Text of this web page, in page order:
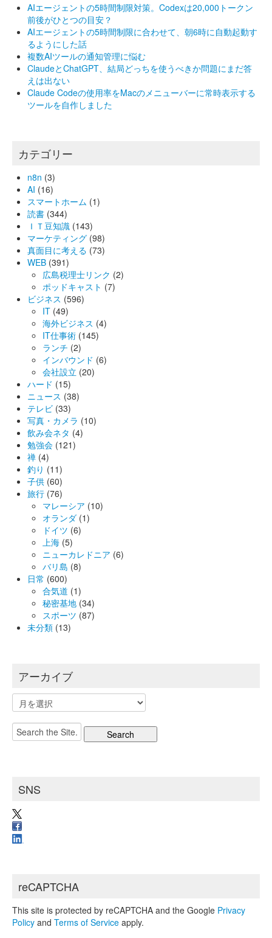
AIエージェントの5時間制限対策。Codexは20,000トークン
前後がひとつの目安？
AIエージェントの5時間制限に合わせて、朝6時に自動起動す
るようにした話
複数AIツールの通知管理に悩む
ClaudeとChatGPT、結局どっちを使うべきか問題にまだ答
えは出ない
Claude Codeの使用率をMacのメニューバーに常時表示する
ツールを自作しました
カテゴリー
n8n (3)
AI (16)
スマートホーム (1)
読書 (344)
ＩＴ豆知識 (143)
マーケティング (98)
真面目に考える (73)
WEB (391)
広島税理士リンク (2)
ポッドキャスト (7)
ビジネス (596)
IT (49)
海外ビジネス (4)
IT仕事術 (145)
ランチ (2)
インバウンド (6)
会社設立 (20)
ハード (15)
ニュース (38)
テレビ (33)
写真・カメラ (10)
飲み会ネタ (4)
勉強会 (121)
禅 (4)
釣り (11)
子供 (60)
旅行 (76)
マレーシア (10)
オランダ (1)
ドイツ (6)
上海 (5)
ニューカレドニア (6)
バリ島 (8)
日常 (600)
合気道 (1)
秘密基地 (34)
スポーツ (87)
未分類 (13)
アーカイブ
ア
ー
カ
イ
Search
for:
SNS
reCAPTCHA
This site is protected by reCAPTCHA and the Google Privacy
Policy and Terms of Service apply.